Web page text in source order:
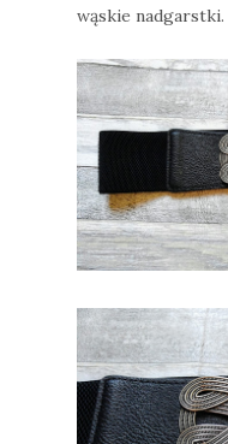
wąskie nadgarstki.